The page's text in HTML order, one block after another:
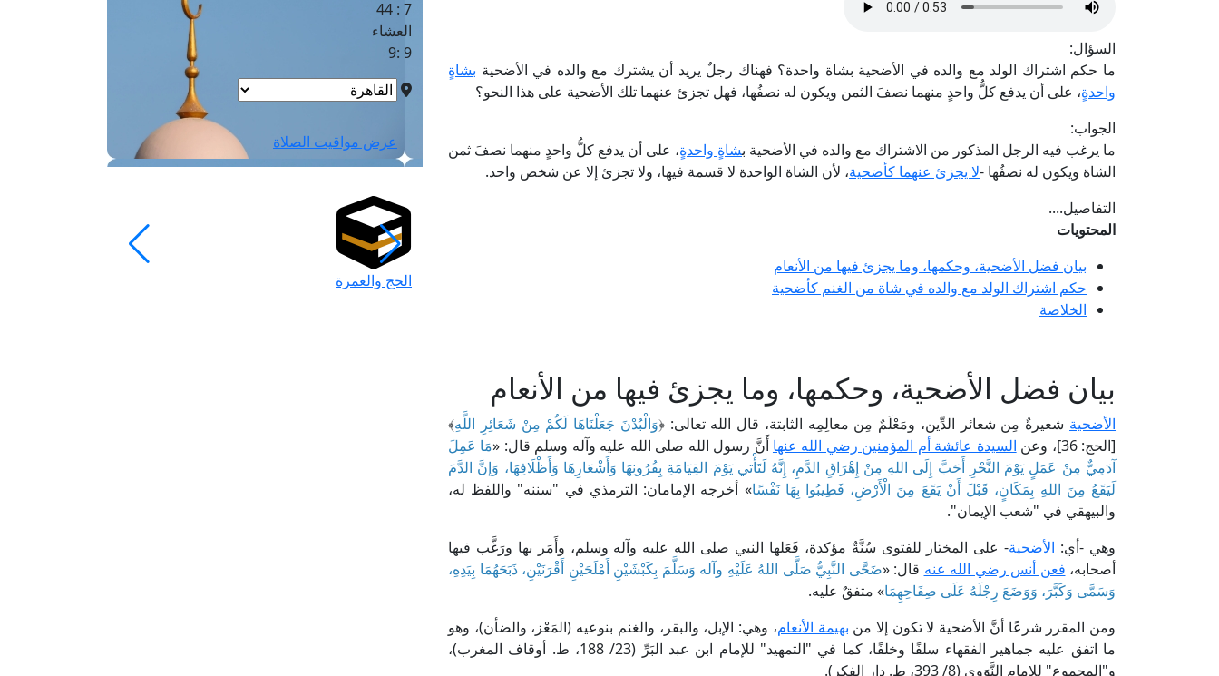
السؤال:
ما حكم اشتراك الولد مع والده في الأضحية بشاة واحدة؟ فهناك رجلٌ يريد أن يشترك مع والده في الأضحية بشاةٍ
واحدةٍ، على أن يدفع كلُّ واحدٍ منهما نصفَ الثمن ويكون له نصفُها، فهل تجزئ عنهما تلك الأضحية على هذا النحو؟
الجواب:
ما يرغب فيه الرجل المذكور من الاشتراك مع والده في الأضحية بشاةٍ واحدةٍ، على أن يدفع كلُّ واحدٍ منهما نصفَ ثمن
الشاة ويكون له نصفُها -لا يجزئ عنهما كأضحية، لأن الشاة الواحدة لا قسمة فيها، ولا تجزئ إلا عن شخص واحد.
التفاصيل....
المحتويات
بيان فضل الأضحية، وحكمها، وما يجزئ فيها من الأنعام
حكم اشتراك الولد مع والده في شاة من الغنم كأضحية
الخلاصة
بيان فضل الأضحية، وحكمها، وما يجزئ فيها من الأنعام
الأضحية شعيرةٌ مِن شعائر الدِّين، ومَعْلَمٌ مِن معالِمِه الثابتة، قال الله تعالى: ﴿وَالْبُدْنَ جَعَلْنَاهَا لَكُمْ مِنْ شَعَائِرِ اللَّهِ﴾
[الحج: 36]، وعن
السيدة عائشة أم المؤمنين رضي الله عنها أَنَّ رسول الله صلى الله عليه وآله وسلم قال: «مَا عَمِلَ
آدَمِيٌّ مِنْ عَمَلٍ يَوْمَ النَّحْرِ أَحَبَّ إِلَى اللهِ مِنْ إِهْرَاقِ الدَّمِ، إِنَّهُ لَتَأْتي يَوْمَ القِيَامَةِ بِقُرُونِهَا وَأَشْعَارِهَا وَأَظْلَافِهَا، وَإنَّ الدَّمَ
لَيَقَعُ مِنَ اللهِ بِمَكَانٍ، قَبْلَ أَنْ يَقَعَ مِنَ الْأَرْضِ، فَطِيبُوا بِهَا نَفْسًا» أخرجه الإمامان: الترمذي في "سننه" واللفظ له،
والبيهقي في "شعب الإيمان".
وهي -أي: الأضحية- على المختار للفتوى سُنَّةٌ مؤكدة، فَعَلها النبي صلى الله عليه وآله وسلم، وأَمَر بها ورَغَّب فيها
أصحابه، فعن أنس رضي الله عنه قال: «ضَحَّى النَّبِيُّ صَلَّى اللهُ عَلَيْهِ وآله وَسَلَّمَ بِكَبْشَيْنِ أَمْلَحَيْنِ أَقْرَنَيْنِ، ذَبَحَهُمَا بِيَدِهِ،
وَسَمَّى وَكَبَّرَ، وَوَضَعَ رِجْلَهُ عَلَى صِفَاحِهِمَا» متفقٌ عليه.
ومن المقرر شرعًا أنَّ الأضحية لا تكون إلا من بهيمة الأنعام، وهي: الإبل، والبقر، والغنم بنوعيه (المَعْز، والضأن)، وهو
ما اتفق عليه جماهير الفقهاء سلفًا وخلفًا، كما في "التمهيد" للإمام ابن عبد البَرِّ (23/ 188، ط. أوقاف المغرب)،
و"المجموع" للإمام النَّوَوِي (8/ 393، ط. دار الفكر).
7 : 44
العشاء
9 :9
عرض مواقيت الصلاة
الحج والعمرة